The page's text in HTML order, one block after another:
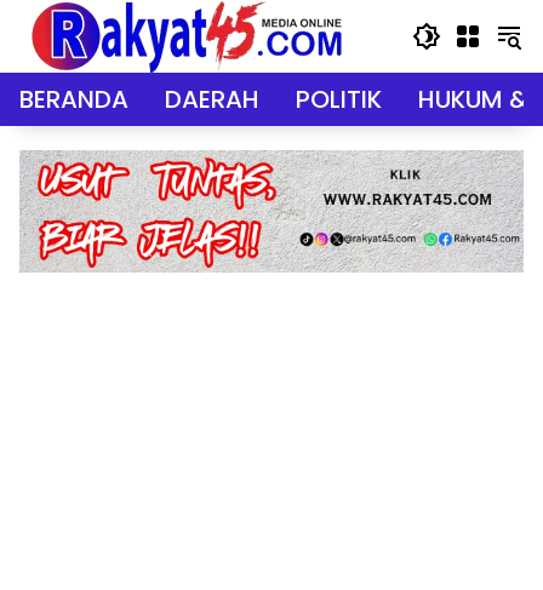
Langsung
konten
BERANDA DAERAH POLITIK HUKUM &